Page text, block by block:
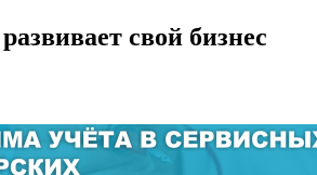
свой бизнес